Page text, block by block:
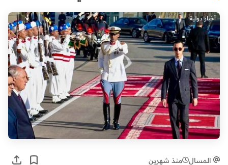
أخبار دولية
المسال منذ شهرين